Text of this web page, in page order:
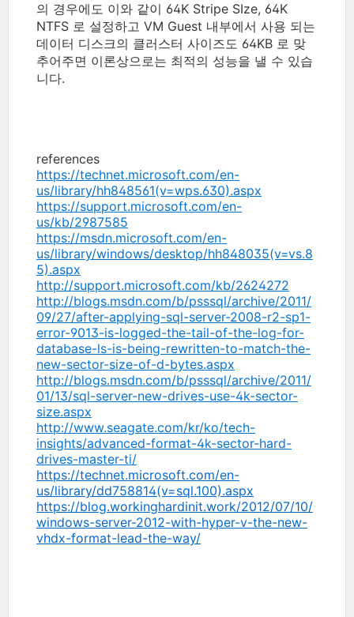
의 경우에도 이와 같이 64K Stripe SIze, 64K
NTFS 로 설정하고 VM Guest 내부에서 사용 되는
데이터 디스크의 클러스터 사이즈도 64KB 로 맞
추어주면 이론상으로는 최적의 성능을 낼 수 있습
니다.
references
https://technet.microsoft.com/en-
us/library/hh848561(v=wps.630).aspx
https://support.microsoft.com/en-
us/kb/2987585
https://msdn.microsoft.com/en-
us/library/windows/desktop/hh848035(v=vs.8
5).aspx
http://support.microsoft.com/kb/2624272
http://blogs.msdn.com/b/psssql/archive/2011/
09/27/after-applying-sql-server-2008-r2-sp1-
error-9013-is-logged-the-tail-of-the-log-for-
database-ls-is-being-rewritten-to-match-the-
new-sector-size-of-d-bytes.aspx
http://blogs.msdn.com/b/psssql/archive/2011/
01/13/sql-server-new-drives-use-4k-sector-
size.aspx
http://www.seagate.com/kr/ko/tech-
insights/advanced-format-4k-sector-hard-
drives-master-ti/
https://technet.microsoft.com/en-
us/library/dd758814(v=sql.100).aspx
https://blog.workinghardinit.work/2012/07/10/
windows-server-2012-with-hyper-v-the-new-
vhdx-format-lead-the-way/